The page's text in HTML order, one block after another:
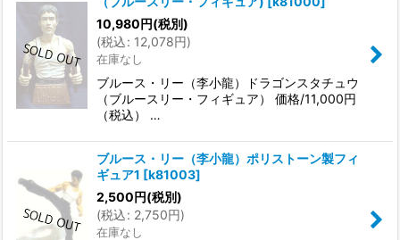
10,980円(税別)
(税込: 12,078円)
在庫なし
ブルース・リー（李小龍）ドラゴンスタチュウ
（ブルースリー・フィギュア） 価格/11,000円
（税込） …
ブルース・リー（李小龍）ポリストーン製フィ
ギュア1 [k81003]
2,500円(税別)
(税込: 2,750円)
在庫なし